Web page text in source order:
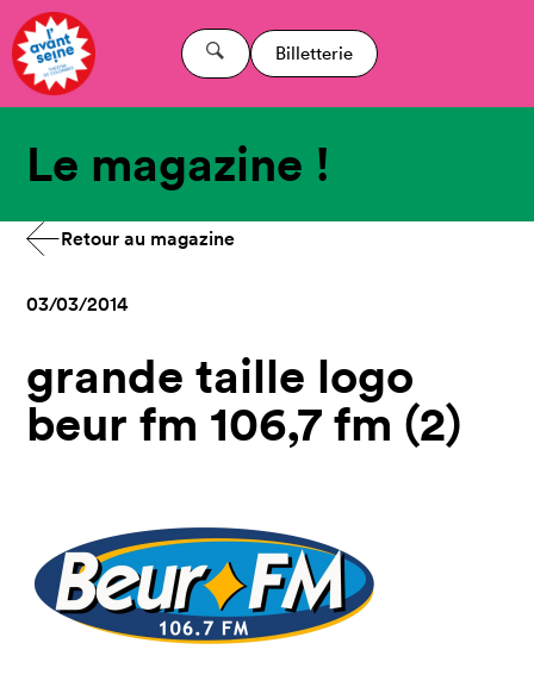
Billetterie
Le magazine !
Retour au magazine
03/03/2014
grande taille logo
beur fm 106,7 fm (2)